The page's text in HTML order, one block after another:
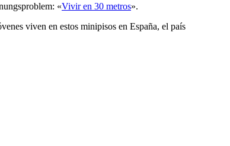
«Vivir en 30 metros».
viven en estos minipisos en España, el país